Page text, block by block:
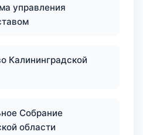
управления
Калининградской
Собрание
области